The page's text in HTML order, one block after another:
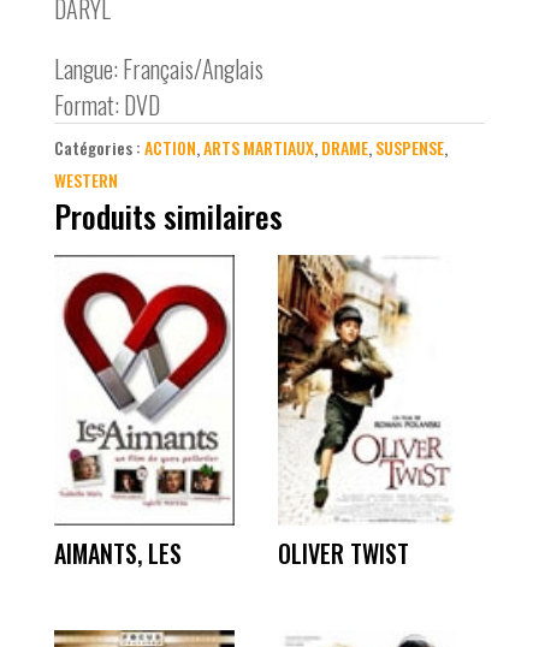
DARYL
Langue: Français/Anglais
Format: DVD
Catégories :ACTION,ARTS MARTIAUX,DRAME,SUSPENSE,
WESTERN
Produits similaires
AIMANTS, LES OLIVER TWIST